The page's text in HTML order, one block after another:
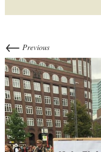
← Previous